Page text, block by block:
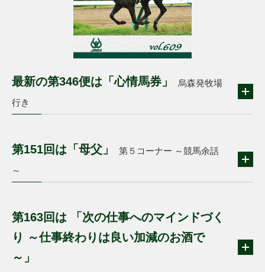
最新の第346便は「心情馬券」
烏森発牧場
行き
第151回は「母父」
第５コーナー ～競馬余話
～
第163回は 「次の仕事へのマインドづく
り ～仕事終わりは良い加減のお酒で
～」